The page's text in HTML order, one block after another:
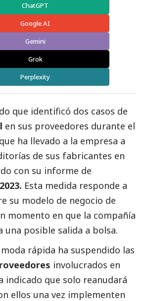
ChatGPT
Google AI
Gemini
Grok
Perplexity
que identificó dos casos de
en sus proveedores durante el
ha llevado a la empresa a
de sus fabricantes en
con su informe de
Esta medida responde a
su modelo de negocio de
momento en que la compañía
una posible salida a bolsa.
rápida ha suspendido las
involucrados en
indicado que solo reanudará
ellos una vez implementen